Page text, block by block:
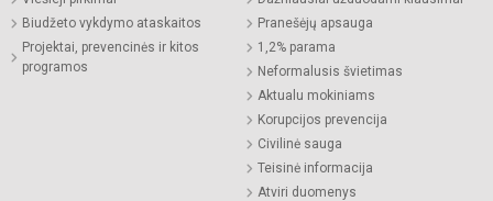
Biudžeto vykdymo ataskaitos
Projektai, prevencinės ir kitos
programos
Pranešėjų apsauga
1,2% parama
Neformalusis švietimas
Aktualu mokiniams
Korupcijos prevencija
Civilinė sauga
Teisinė informacija
Atviri duomenys